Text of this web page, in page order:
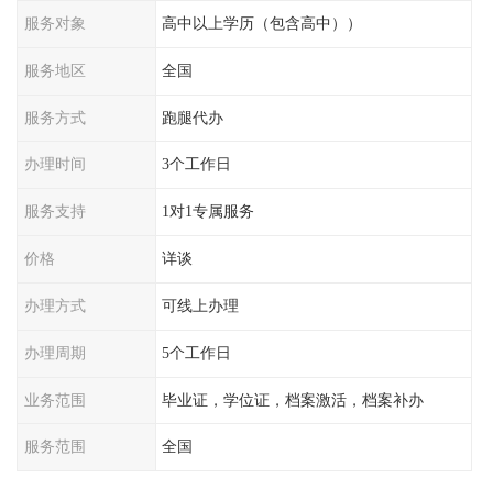
服务对象 高中以上学历（包含高中））
服务地区 全国
服务方式 跑腿代办
办理时间 3个工作日
服务支持 1对1专属服务
价格 详谈
办理方式 可线上办理
办理周期 5个工作日
业务范围 毕业证，学位证，档案激活，档案补办
服务范围 全国